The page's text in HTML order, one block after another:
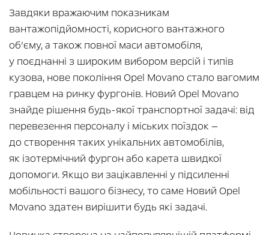
Завдяки вражаючим показникам
вантажопідйомності, корисного вантажного
об’єму, а також повної маси автомобіля,
у поєднанні з широким вибором версій і типів
кузова, нове покоління Opel Movano стало вагомим
гравцем на ринку фургонів. Новий Opel Movano
знайде рішення будь-якої транспортної задачі: від
перевезення персоналу і міських поїздок —
до створення таких унікальних автомобілів,
як ізотермічний фургон або карета швидкої
допомоги. Якщо ви зацікавленні у підсиленні
мобільності вашого бізнесу, то саме Новий Opel
Movano здатен вирішити будь які задачі.